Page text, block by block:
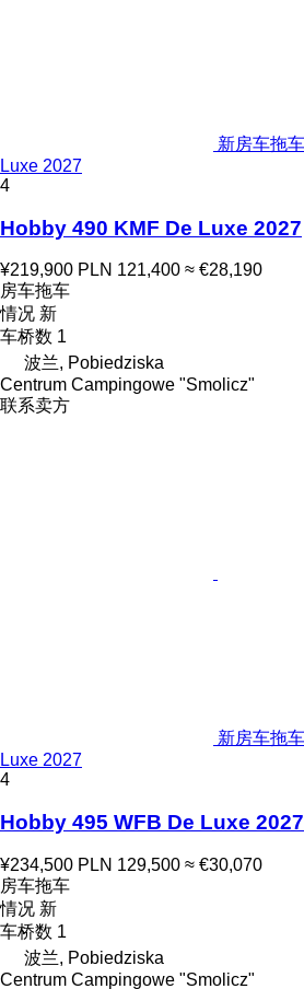
新房车拖
Luxe 2027
4
Hobby 490 KMF De Luxe 2027
¥219,900 PLN 121,400 ≈ €28,190
房车拖车
情况 新
车桥数 1
波兰, Pobiedziska
Centrum Campingowe "Smolicz"
联系卖方
新房车拖
Luxe 2027
4
Hobby 495 WFB De Luxe 2027
¥234,500 PLN 129,500 ≈ €30,070
房车拖车
情况 新
车桥数 1
波兰, Pobiedziska
Centrum Campingowe "Smolicz"